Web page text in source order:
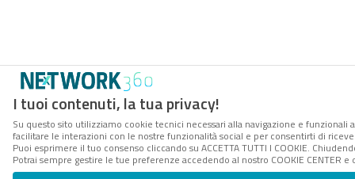
I tuoi contenuti, la tua privacy!
Su questo sito utilizziamo cookie tecnici necessari alla navigazione e
facilitare le interazioni con le nostre funzionalità social e per consentirti di
Puoi esprimere il tuo consenso cliccando su ACCETTA TUTTI I COOKIE.
Potrai sempre gestire le tue preferenze accedendo al nostro COOKIE